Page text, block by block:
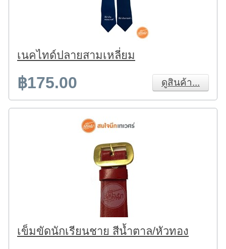
เนคไทด์ปลายสามเหลี่ยม
฿175.00 ดูสินค้า...
เข็มขัดนักเรียนชาย สีน้ำตาล/หัวทอง